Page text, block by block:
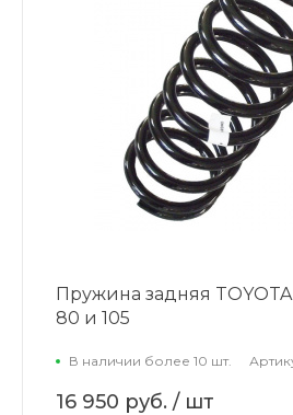
Пружина задняя TOYOTA
80 и 105
В наличии более 10 шт.
16 950 руб. / шт